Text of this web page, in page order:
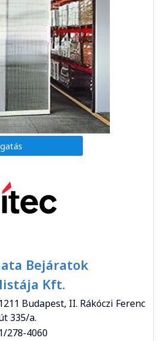
Bejáratok
Kft.
1211 Budapest, II. Rákóczi Ferenc
335/a.
1/278-4060